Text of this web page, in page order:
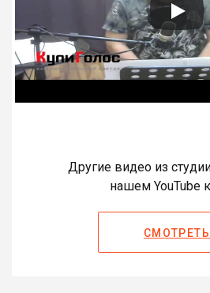
Другие видео из
нашем YouTube
СМОТРЕТЬ